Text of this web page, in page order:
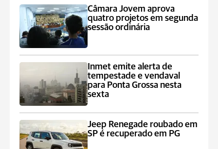
Câmara Jovem aprova
quatro projetos em segunda
sessão ordinária
Inmet emite alerta de
tempestade e vendaval
para Ponta Grossa nesta
sexta
Jeep Renegade roubado em
SP é recuperado em PG